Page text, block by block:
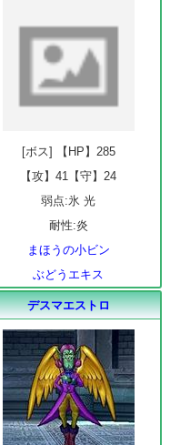
[ボス] 【HP】285
【攻】41【守】24
弱点:氷 光
耐性:炎
まほうの小ビン
ぶどうエキス
デスマエストロ